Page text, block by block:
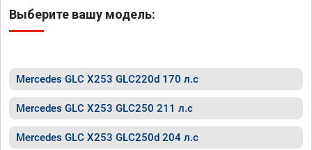
Выберите вашу модель:
Mercedes GLC X253 GLC220d 170 л.с
Mercedes GLC X253 GLC250 211 л.с
Mercedes GLC X253 GLC250d 204 л.с